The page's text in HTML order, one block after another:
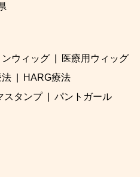
ウィッグ
医療用ウィッグ
法
HARG療法
スタンプ
パントガール